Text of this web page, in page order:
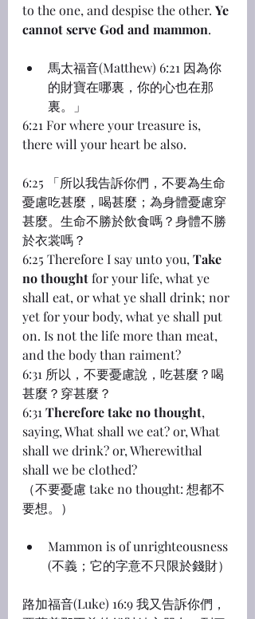
to the one, and despise the other. Ye
cannot serve God and mammon.
馬太福音(Matthew) 6:21 因為你
的財寶在哪裏，你的心也在那
裏。」
6:21 For where your treasure is,
there will your heart be also.
6:25 「所以我告訴你們，不要為生命
憂慮吃甚麼，喝甚麼；為身體憂慮穿
甚麼。生命不勝於飲食嗎？身體不勝
於衣裳嗎？
6:25 Therefore I say unto you, Take
no thought for your life, what ye
shall eat, or what ye shall drink; nor
yet for your body, what ye shall put
on. Is not the life more than meat,
and the body than raiment?
6:31 所以，不要憂慮說，吃甚麼？喝
甚麼？穿甚麼？
6:31 Therefore take no thought,
saying, What shall we eat? or, What
shall we drink? or, Wherewithal
shall we be clothed?
（不要憂慮 take no thought: 想都不
要想。）
Mammon is of unrighteousness
(不義；它的字意不只限於錢財）
路加福音(Luke) 16:9 我又告訴你們，